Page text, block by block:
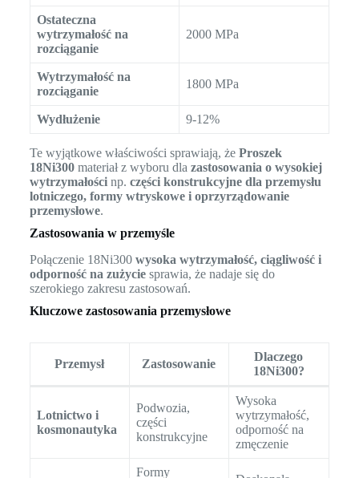
Ostateczna
wytrzymałość na
rozciąganie
2000 MPa
Wytrzymałość na
rozciąganie
1800 MPa
Wydłużenie 9-12%
Te wyjątkowe właściwości sprawiają, że Proszek
18Ni300materiał z wyboru dla zastosowania o wysokiej
wytrzymałościnp. części konstrukcyjne dla przemysłu
lotniczego, formy wtryskowe i oprzyrządowanie
przemysłowe.
Zastosowania w przemyśle
Połączenie 18Ni300 wysoka wytrzymałość, ciągliwość i
odporność na zużyciesprawia, że nadaje się do
szerokiego zakresu zastosowań.
Kluczowe zastosowania przemysłowe
Przemysł Zastosowanie
Dlaczego
18Ni300?
Lotnictwo i
kosmonautyka
Podwozia,
części
konstrukcyjne
Wysoka
wytrzymałość,
odporność na
zmęczenie
Formy